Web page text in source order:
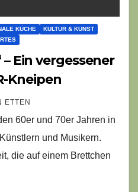
KÜCHE
KULTUR & KUNST
– Ein vergessener
Kneipen
ETTEN
60er und 70er Jahren in
und Musikern.
die auf einem Brettchen